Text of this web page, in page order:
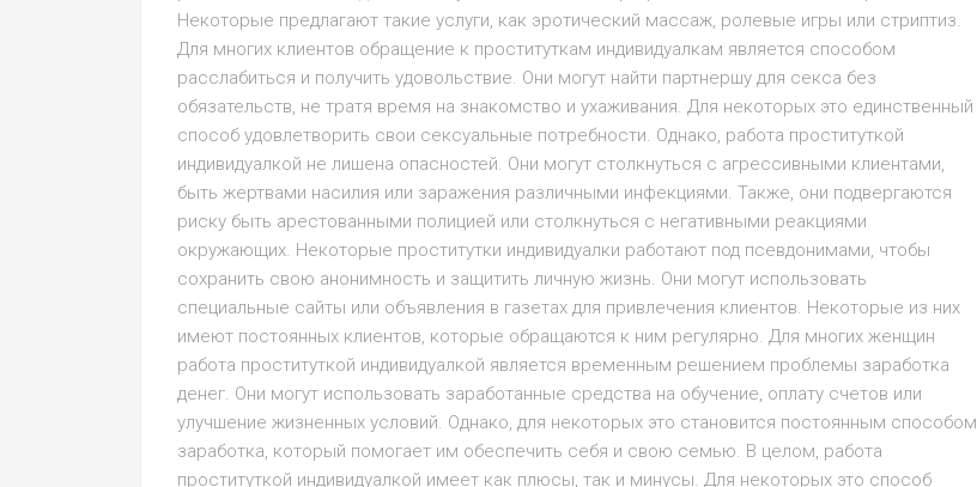
Некоторые предлагают такие услуги, как эротический массаж, ролевые игры или стриптиз.
Для многих клиентов обращение к проституткам индивидуалкам является способом
расслабиться и получить удовольствие. Они могут найти партнершу для секса без
обязательств, не тратя время на знакомство и ухаживания. Для некоторых это единственный
способ удовлетворить свои сексуальные потребности. Однако, работа проституткой
индивидуалкой не лишена опасностей. Они могут столкнуться с агрессивными клиентами,
быть жертвами насилия или заражения различными инфекциями. Также, они подвергаются
риску быть арестованными полицией или столкнуться с негативными реакциями
окружающих. Некоторые проститутки индивидуалки работают под псевдонимами, чтобы
сохранить свою анонимность и защитить личную жизнь. Они могут использовать
специальные сайты или объявления в газетах для привлечения клиентов. Некоторые из них
имеют постоянных клиентов, которые обращаются к ним регулярно. Для многих женщин
работа проституткой индивидуалкой является временным решением проблемы заработка
денег. Они могут использовать заработанные средства на обучение, оплату счетов или
улучшение жизненных условий. Однако, для некоторых это становится постоянным способом
заработка, который помогает им обеспечить себя и свою семью. В целом, работа
проституткой индивидуалкой имеет как плюсы, так и минусы. Для некоторых это способ